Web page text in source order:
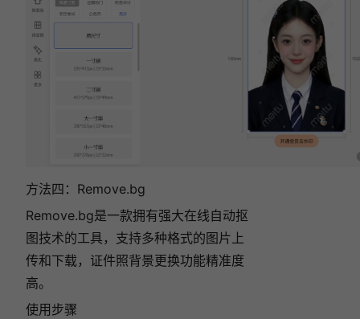
方法四：Remove.bg
Remove.bg是一款拥有强大在线自动抠
图技术的工具，支持多种格式的图片上
传和下载，证件照背景更换功能精准度
高。
使用步骤